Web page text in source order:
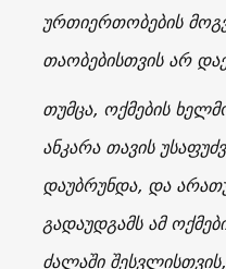
ურთიერთობების
თაობებისთვის არ
თუმცა, ოქმების
ანკარა თავის
დაუბრუნდა, და
გადაუდგამს ამ
ძალაში